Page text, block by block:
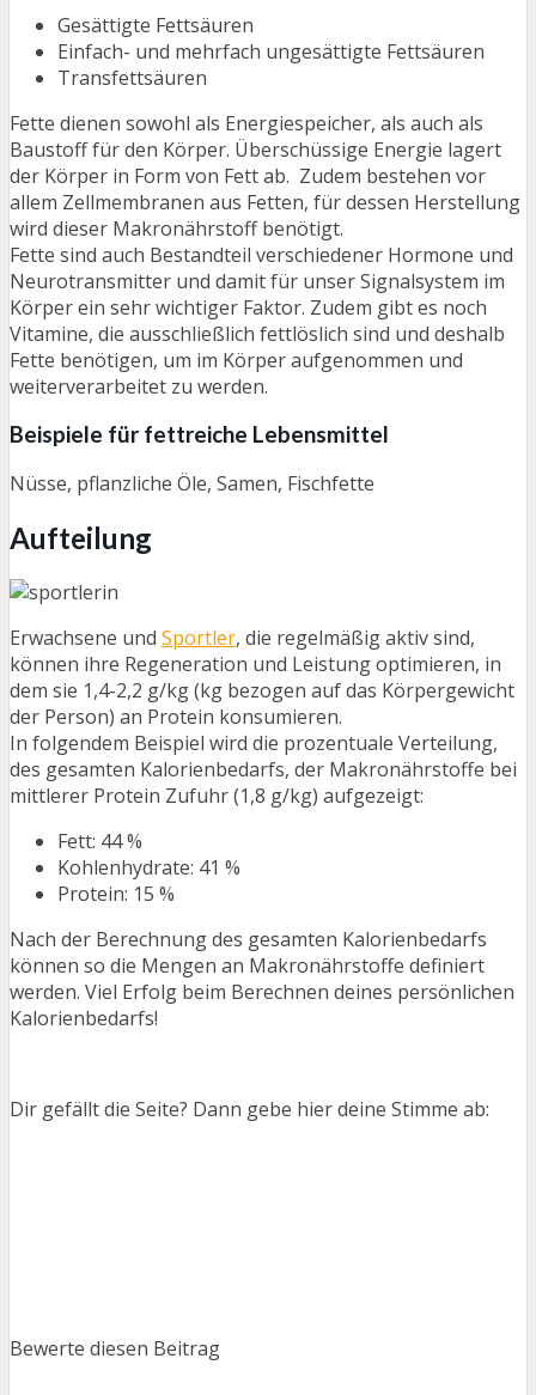
Gesättigte Fettsäuren
Einfach- und mehrfach ungesättigte Fettsäuren
Transfettsäuren
Fette dienen sowohl als Energiespeicher, als auch als
Baustoff für den Körper. Überschüssige Energie lagert
der Körper in Form von Fett ab. Zudem bestehen vor
allem Zellmembranen aus Fetten, für dessen Herstellung
wird dieser Makronährstoff benötigt.
Fette sind auch Bestandteil verschiedener Hormone und
Neurotransmitter und damit für unser Signalsystem im
Körper ein sehr wichtiger Faktor. Zudem gibt es noch
Vitamine, die ausschließlich fettlöslich sind und deshalb
Fette benötigen, um im Körper aufgenommen und
weiterverarbeitet zu werden.
Beispiele für fettreiche Lebensmittel
Nüsse, pflanzliche Öle, Samen, Fischfette
Aufteilung
Erwachsene und Sportler, die regelmäßig aktiv sind,
können ihre Regeneration und Leistung optimieren, in
dem sie 1,4-2,2 g/kg (kg bezogen auf das Körpergewicht
der Person) an Protein konsumieren.
In folgendem Beispiel wird die prozentuale Verteilung,
des gesamten Kalorienbedarfs, der Makronährstoffe bei
mittlerer Protein Zufuhr (1,8 g/kg) aufgezeigt:
Fett: 44 %
Kohlenhydrate: 41 %
Protein: 15 %
Nach der Berechnung des gesamten Kalorienbedarfs
können so die Mengen an Makronährstoffe definiert
werden. Viel Erfolg beim Berechnen deines persönlichen
Kalorienbedarfs!
Dir gefällt die Seite? Dann gebe hier deine Stimme ab:
Bewerte diesen Beitrag